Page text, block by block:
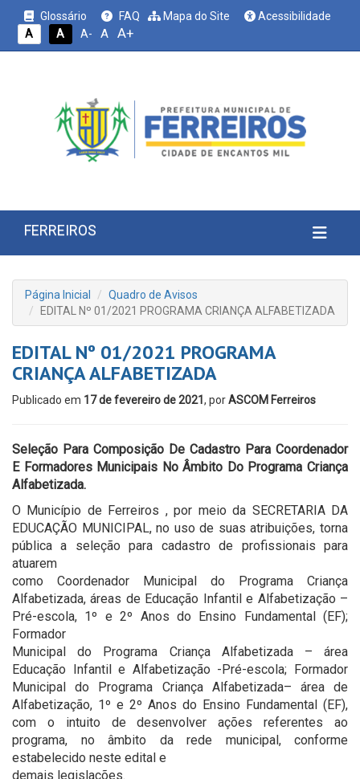
Glossário FAQ Mapa do Site
Acessibilidade
A
A A- A A+
FERREIROS
Página Inicial
Quadro de Avisos
EDITAL Nº 01/2021 PROGRAMA CRIANÇA ALFABETIZADA
EDITAL Nº 01/2021 PROGRAMA
CRIANÇA ALFABETIZADA
Publicado em 17 de fevereiro de 2021 , porASCOM Ferreiros
Seleção Para Composição De Cadastro Para Coordenador
E Formadores Municipais No Âmbito Do Programa Criança
Alfabetizada.
O Município de Ferreiros , por meio da SECRETARIA DA
EDUCAÇÃO MUNICIPAL, no uso de suas atribuições, torna
pública a seleção para cadastro de profissionais para
atuarem
como Coordenador Municipal do Programa Criança
Alfabetizada, áreas de Educação Infantil e Alfabetização –
Pré-escola, 1º e 2º Anos do Ensino Fundamental (EF);
Formador
Municipal do Programa Criança Alfabetizada – área
Educação Infantil e Alfabetização -Pré-escola; Formador
Municipal do Programa Criança Alfabetizada– área de
Alfabetização, 1º e 2º Anos do Ensino Fundamental (EF),
com o intuito de desenvolver ações referentes ao
programa, no âmbito da rede municipal, conforme
estabelecido neste edital e
demais legislações.